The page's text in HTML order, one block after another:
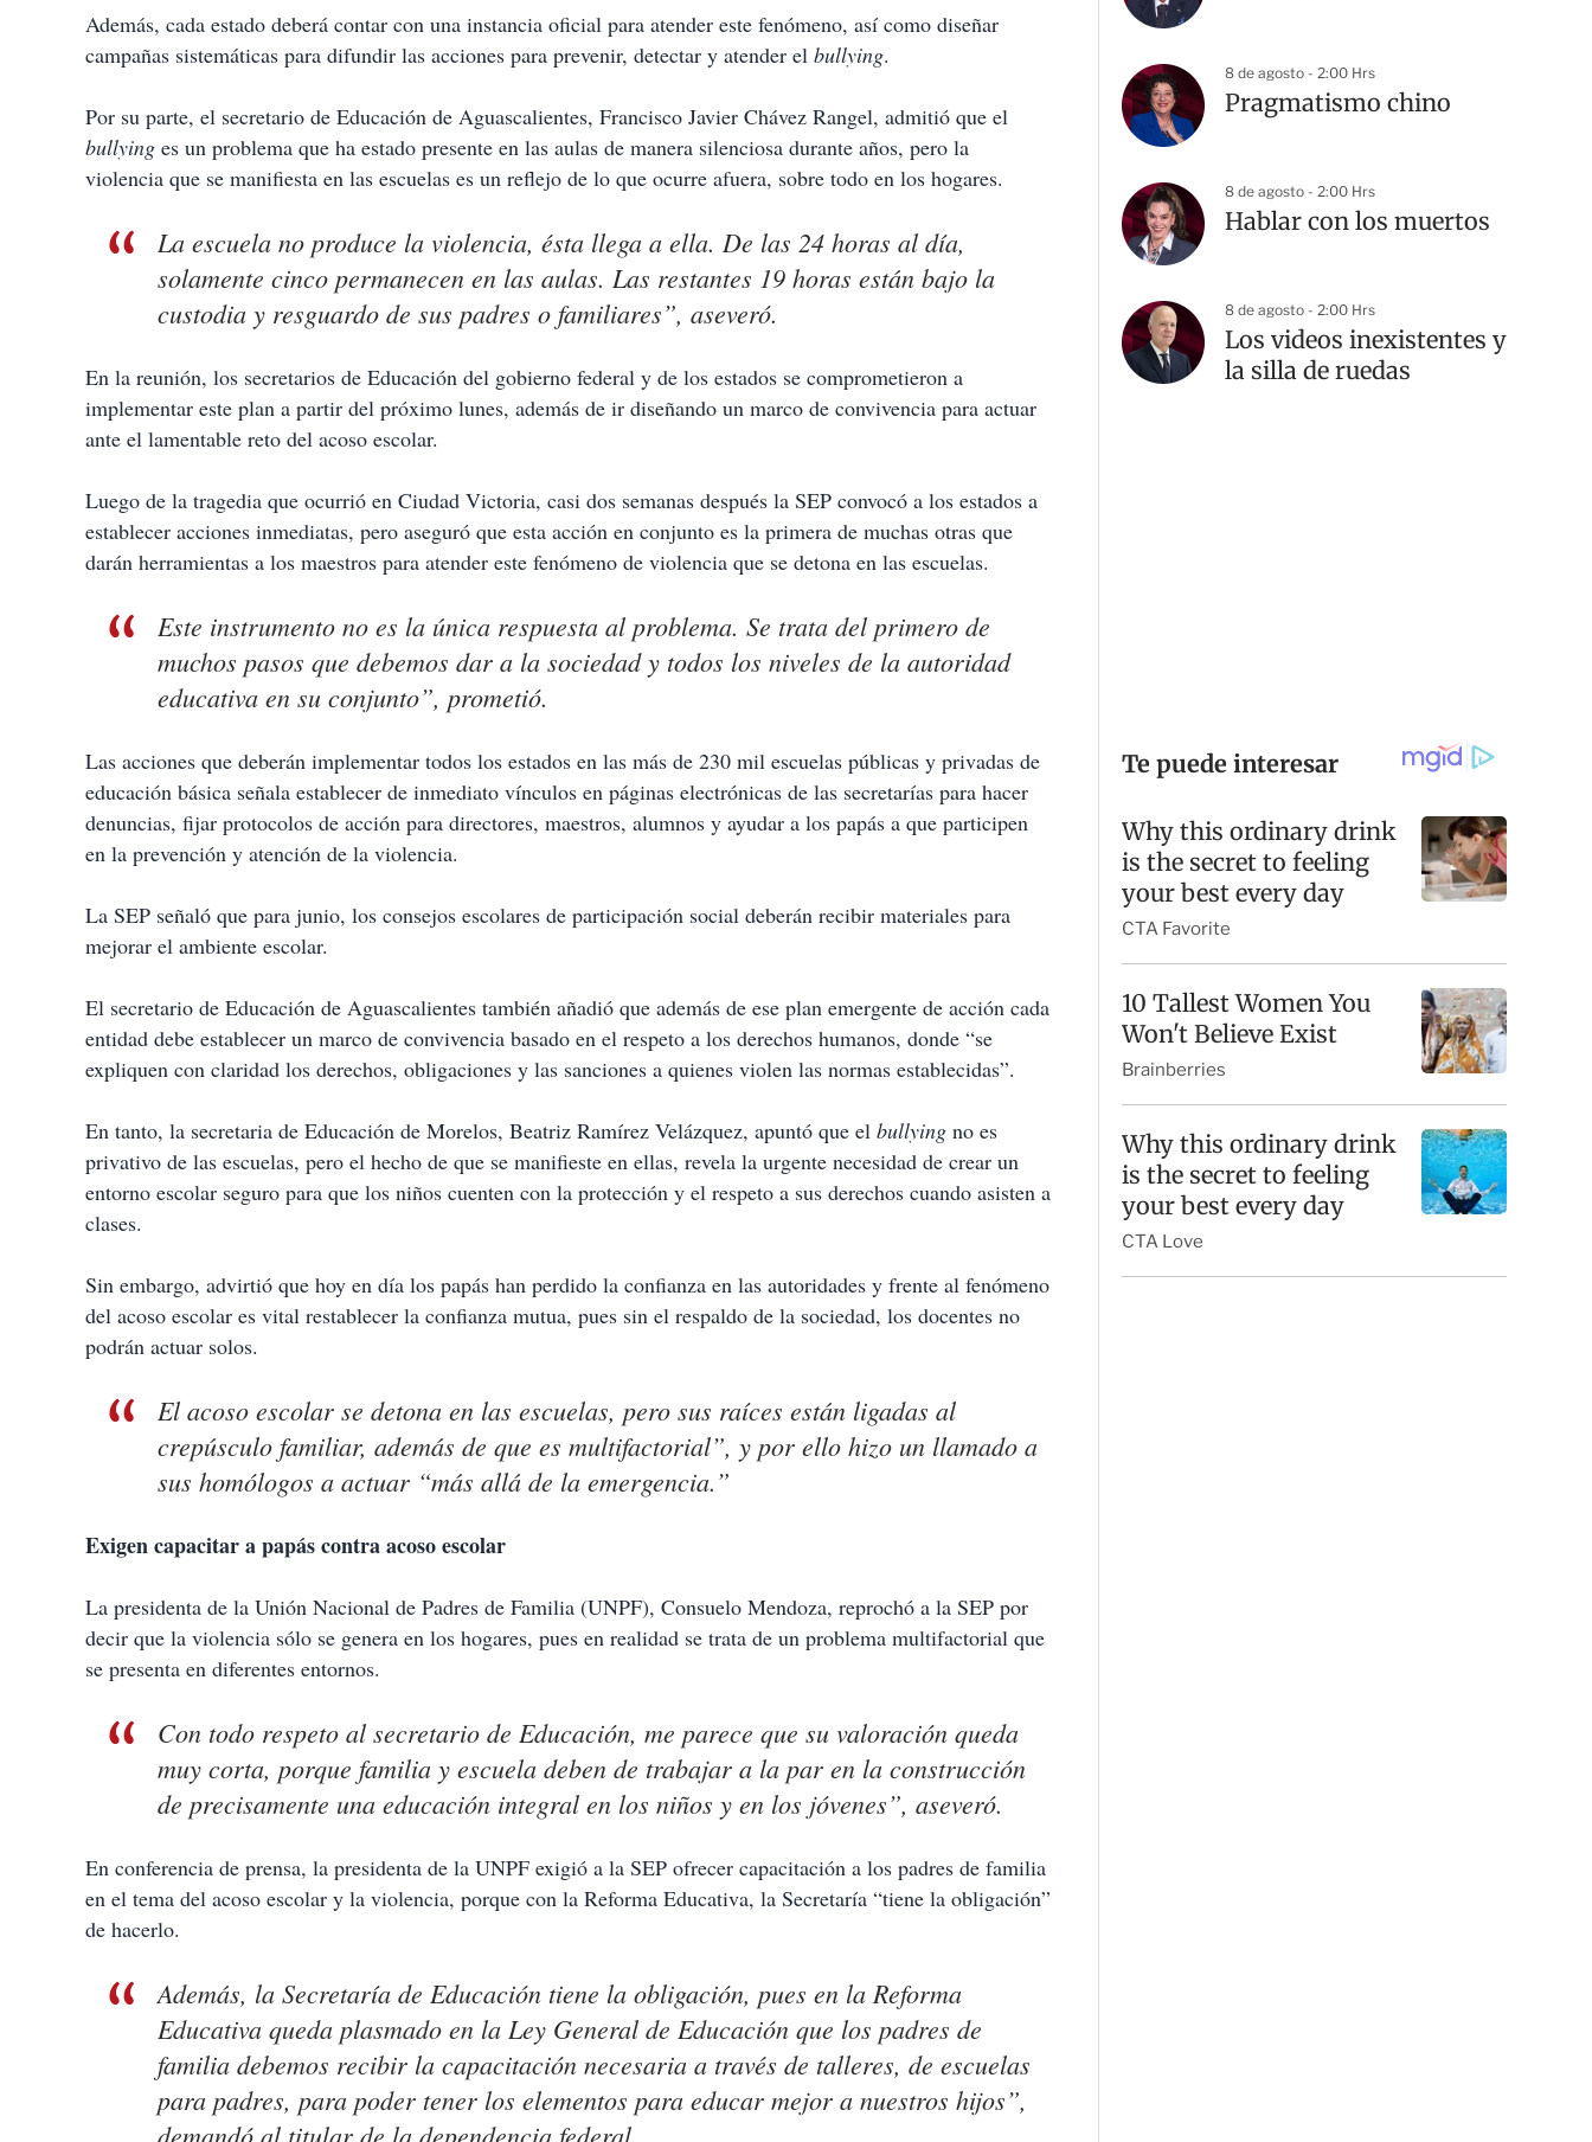
Además, cada estado deberá contar con una instancia oficial para atender este fenómeno, así como diseñar
campañas sistemáticas para difundir las acciones para prevenir, detectar y atender el bullying.
Por su parte, el secretario de Educación de Aguascalientes, Francisco Javier Chávez Rangel, admitió que el
bullying es un problema que ha estado presente en las aulas de manera silenciosa durante años, pero la
violencia que se manifiesta en las escuelas es un reflejo de lo que ocurre afuera, sobre todo en los hogares.
La escuela no produce la violencia, ésta llega a ella. De las 24 horas al día,
solamente cinco permanecen en las aulas. Las restantes 19 horas están bajo la
custodia y resguardo de sus padres o familiares”, aseveró.
En la reunión, los secretarios de Educación del gobierno federal y de los estados se comprometieron a
implementar este plan a partir del próximo lunes, además de ir diseñando un marco de convivencia para actuar
ante el lamentable reto del acoso escolar.
Luego de la tragedia que ocurrió en Ciudad Victoria, casi dos semanas después la SEP convocó a los estados a
establecer acciones inmediatas, pero aseguró que esta acción en conjunto es la primera de muchas otras que
darán herramientas a los maestros para atender este fenómeno de violencia que se detona en las escuelas.
Este instrumento no es la única respuesta al problema. Se trata del primero de
muchos pasos que debemos dar a la sociedad y todos los niveles de la autoridad
educativa en su conjunto”, prometió.
Las acciones que deberán implementar todos los estados en las más de 230 mil escuelas públicas y privadas de
educación básica señala establecer de inmediato vínculos en páginas electrónicas de las secretarías para hacer
denuncias, fijar protocolos de acción para directores, maestros, alumnos y ayudar a los papás a que participen
en la prevención y atención de la violencia.
La SEP señaló que para junio, los consejos escolares de participación social deberán recibir materiales para
mejorar el ambiente escolar.
El secretario de Educación de Aguascalientes también añadió que además de ese plan emergente de acción cada
entidad debe establecer un marco de convivencia basado en el respeto a los derechos humanos, donde “se
expliquen con claridad los derechos, obligaciones y las sanciones a quienes violen las normas establecidas”.
En tanto, la secretaria de Educación de Morelos, Beatriz Ramírez Velázquez, apuntó que el bullying no es
privativo de las escuelas, pero el hecho de que se manifieste en ellas, revela la urgente necesidad de crear un
entorno escolar seguro para que los niños cuenten con la protección y el respeto a sus derechos cuando asisten a
clases.
Sin embargo, advirtió que hoy en día los papás han perdido la confianza en las autoridades y frente al fenómeno
del acoso escolar es vital restablecer la confianza mutua, pues sin el respaldo de la sociedad, los docentes no
podrán actuar solos.
El acoso escolar se detona en las escuelas, pero sus raíces están ligadas al
crepúsculo familiar, además de que es multifactorial”, y por ello hizo un llamado a
sus homólogos a actuar “más allá de la emergencia.”
Exigen capacitar a papás contra acoso escolar
La presidenta de la Unión Nacional de Padres de Familia (UNPF), Consuelo Mendoza, reprochó a la SEP por
decir que la violencia sólo se genera en los hogares, pues en realidad se trata de un problema multifactorial que
se presenta en diferentes entornos.
Con todo respeto al secretario de Educación, me parece que su valoración queda
muy corta, porque familia y escuela deben de trabajar a la par en la construcción
de precisamente una educación integral en los niños y en los jóvenes”, aseveró.
En conferencia de prensa, la presidenta de la UNPF exigió a la SEP ofrecer capacitación a los padres de familia
en el tema del acoso escolar y la violencia, porque con la Reforma Educativa, la Secretaría “tiene la obligación”
de hacerlo.
Además, la Secretaría de Educación tiene la obligación, pues en la Reforma
Educativa queda plasmado en la Ley General de Educación que los padres de
familia debemos recibir la capacitación necesaria a través de talleres, de escuelas
para padres, para poder tener los elementos para educar mejor a nuestros hijos”,
8 de agosto - 2:00 Hrs
Pragmatismo chino
8 de agosto - 2:00 Hrs
Hablar con los muertos
8 de agosto - 2:00 Hrs
Los videos inexistentes y
la silla de ruedas